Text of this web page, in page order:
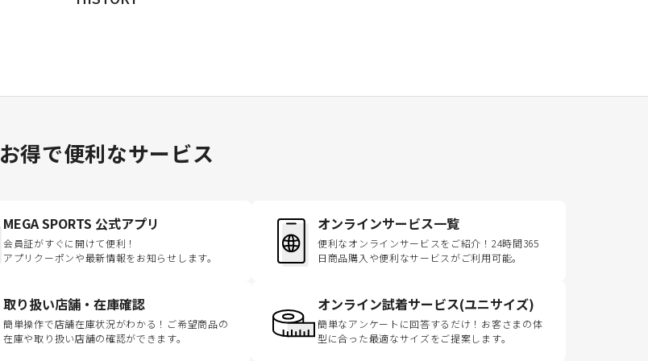
お得で便利なサービス
MEGA SPORTS 公式アプリ
会員証がすぐに開けて便利！
アプリクーポンや最新情報をお知らせします。
オンラインサービス一覧
便利なオンラインサービスをご紹介！24時間365
日商品購入や便利なサービスがご利用可能。
取り扱い店舗・在庫確認
簡単操作で店舗在庫状況がわかる！ご希望商品の
在庫や取り扱い店舗の確認ができます。
オンライン試着サービス(ユニサイズ)
簡単なアンケートに回答するだけ！お客さまの体
型に合った最適なサイズをご提案します。